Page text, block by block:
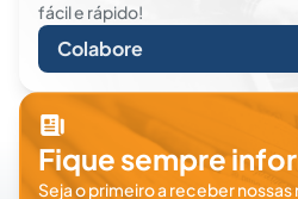
fácil e rápido!
Colabore
Fique sempre
Seja o primeiro a receber nossas